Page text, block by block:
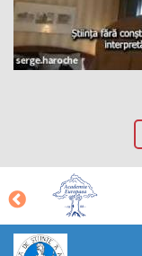
https://propletenie.ru/